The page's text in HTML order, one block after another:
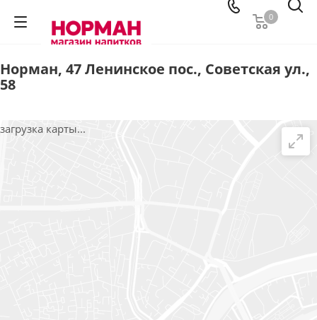
0
Норман, 47 Ленинское пос., Советская ул.,
58
загрузка карты...